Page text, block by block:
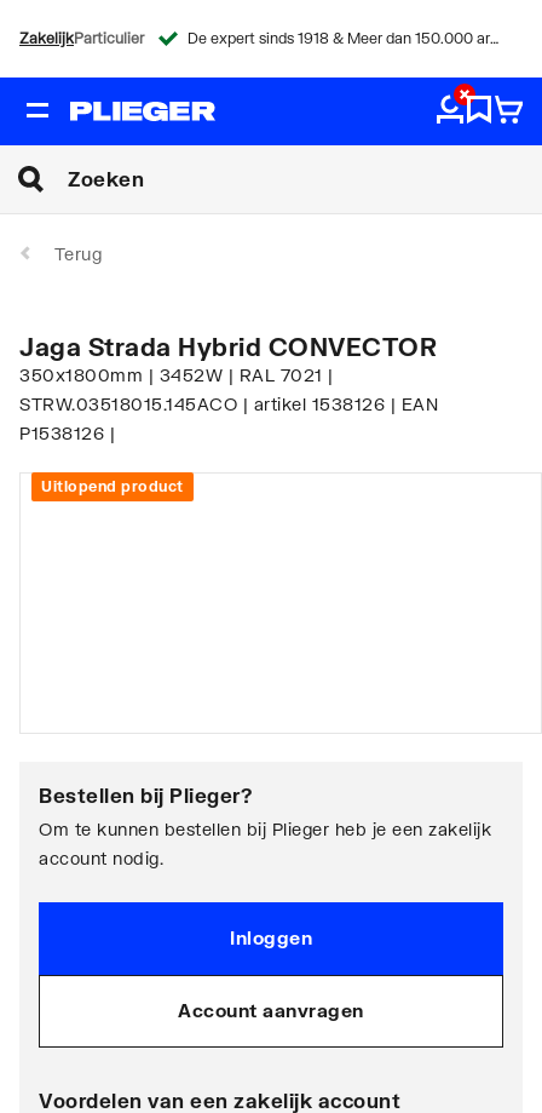
ZakelijkParticulier De expert sinds 1918 & Meer dan 150.000 artikelen
Terug
Jaga Strada Hybrid CONVECTOR
350x1800mm | 3452W | RAL 7021 |
STRW.03518015.145ACO | artikel 1538126 | EAN
P1538126 |
Uitlopend product
Bestellen bij Plieger?
Om te kunnen bestellen bij Plieger heb je een zakelijk
account nodig.
Inloggen
Account aanvragen
Voordelen van een zakelijk account